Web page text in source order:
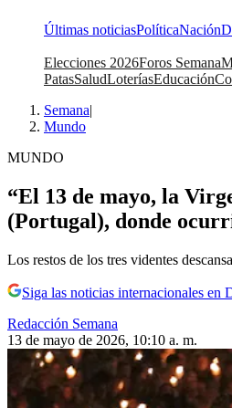
Últimas noticiasPolíticaNación
Elecciones 2026Foros Semana
PatasSaludLoteríasEducación
Semana|
Mundo
MUNDO
“El 13 de mayo, la
(Portugal), donde
Los restos de los tres videntes
Siga las noticias internacionales en
Redacción Semana
13 de mayo de 2026, 10:10 a. m.